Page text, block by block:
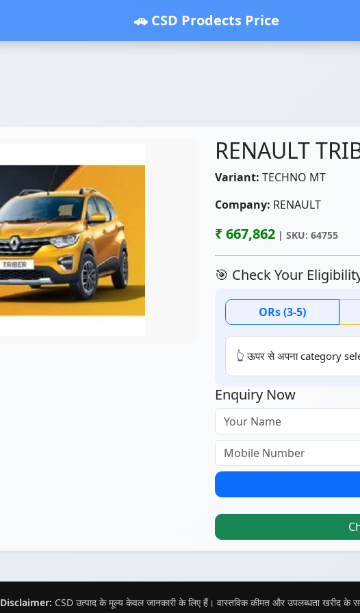
🚗 CSD Prodects Price
RENAULT
Variant: TECHNO MT
Company: RENAULT
₹ 667,862 | SKU: 64755
🎯 Check Your
ORs (3-5)
👆 ऊपर से अपना category
Enquiry Now
Disclaimer: CSD उत्पाद के मूल्य केवल जानकारी के लिए हैं। वास्तविक कीमत और उपलब्धता खरीद के